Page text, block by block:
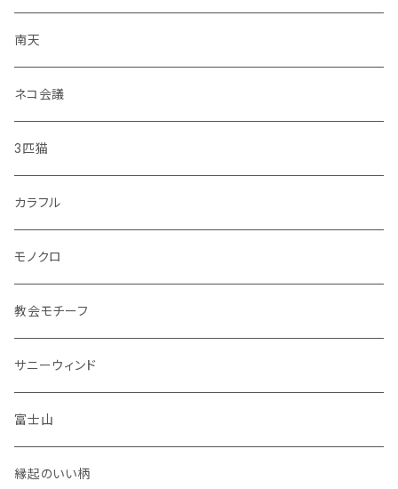
・のりもの
・彩花
・どうぶつ
・小鳥
シマエナガ
大皿
中皿
小皿
マグカップ
コップ
花瓶
セット品
南天
ネコ会議
3匹猫
カラフル
モノクロ
教会モチーフ
サニーウィンド
富士山
縁起のいい柄